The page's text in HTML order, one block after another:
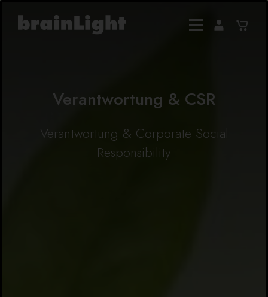
Verantwortung & CSR
Verantwortung & Corporate Social
Responsibility